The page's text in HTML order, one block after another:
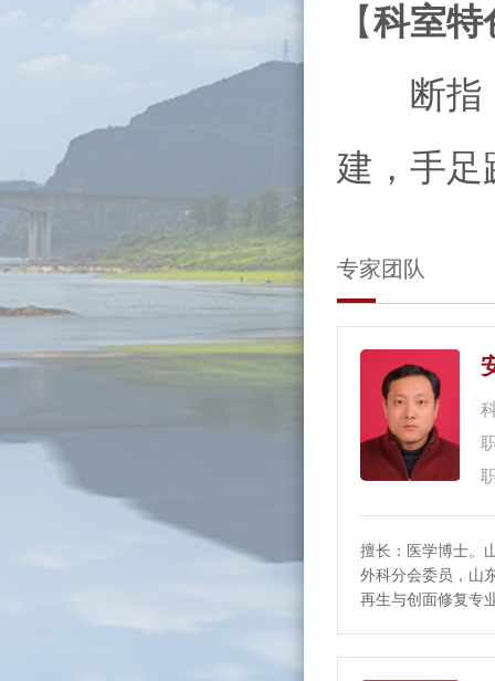
【科室特
断指（
建，手足
专家团队
擅长：医学博士。
外科分会委员，山
再生与创面修复专